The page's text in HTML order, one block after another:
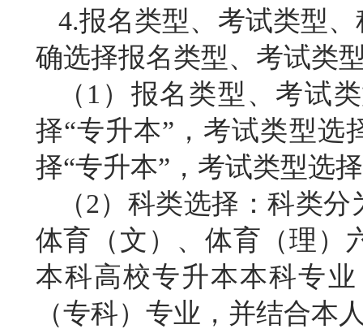
4.报名类型、考试类型
确选择报名类型、考试类
（ 1）报名类型、考试
择“专升本”，考试类型选
择“专升本”，考试类型选
（2）科类选择：科类
体育（文）、体育（理）
本科高校专升本本科专
（专科）专业，并结合本